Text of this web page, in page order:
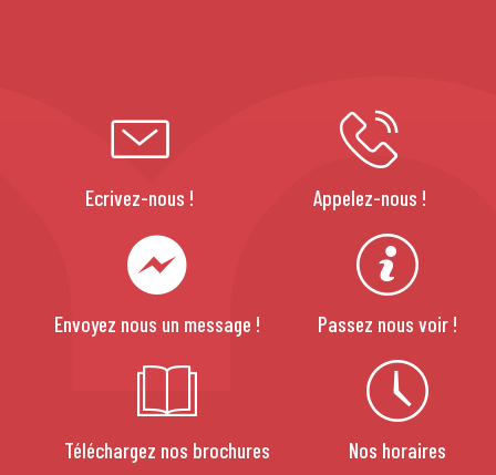
Ecrivez-nous ! Appelez-nous !
Envoyez nous un message ! Passez nous voir !
Téléchargez nos brochures Nos horaires